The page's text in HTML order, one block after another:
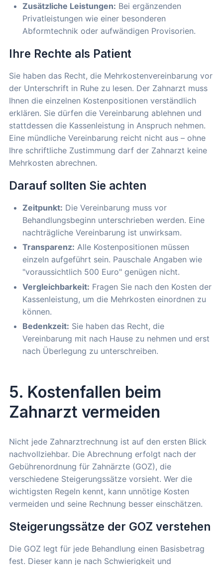
Zusätzliche Leistungen: Bei ergänzenden
Privatleistungen wie einer besonderen
Abformtechnik oder aufwändigen Provisorien.
Ihre Rechte als Patient
Sie haben das Recht, die Mehrkostenvereinbarung vor
der Unterschrift in Ruhe zu lesen. Der Zahnarzt muss
Ihnen die einzelnen Kostenpositionen verständlich
erklären. Sie dürfen die Vereinbarung ablehnen und
stattdessen die Kassenleistung in Anspruch nehmen.
Eine mündliche Vereinbarung reicht nicht aus – ohne
Ihre schriftliche Zustimmung darf der Zahnarzt keine
Mehrkosten abrechnen.
Darauf sollten Sie achten
Zeitpunkt: Die Vereinbarung muss vor
Behandlungsbeginn unterschrieben werden. Eine
nachträgliche Vereinbarung ist unwirksam.
Transparenz: Alle Kostenpositionen müssen
einzeln aufgeführt sein. Pauschale Angaben wie
"voraussichtlich 500 Euro" genügen nicht.
Vergleichbarkeit: Fragen Sie nach den Kosten der
Kassenleistung, um die Mehrkosten einordnen zu
können.
Bedenkzeit: Sie haben das Recht, die
Vereinbarung mit nach Hause zu nehmen und erst
nach Überlegung zu unterschreiben.
5. Kostenfallen beim
Zahnarzt vermeiden
Nicht jede Zahnarztrechnung ist auf den ersten Blick
nachvollziehbar. Die Abrechnung erfolgt nach der
Gebührenordnung für Zahnärzte (GOZ), die
verschiedene Steigerungssätze vorsieht. Wer die
wichtigsten Regeln kennt, kann unnötige Kosten
vermeiden und seine Rechnung besser einschätzen.
Steigerungssätze der GOZ verstehen
Die GOZ legt für jede Behandlung einen Basisbetrag
fest. Dieser kann je nach Schwierigkeit und